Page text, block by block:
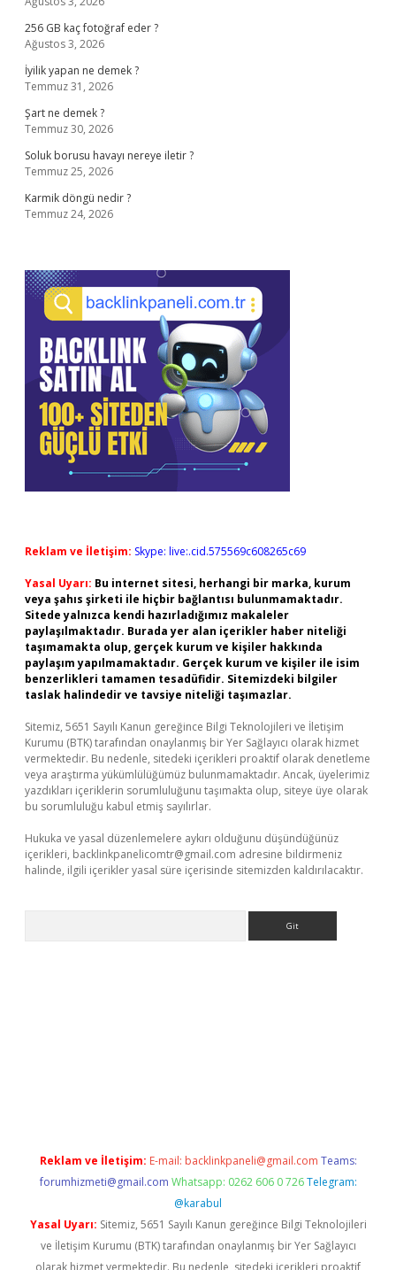
256 GB kaç fotoğraf eder ?
Ağustos 3, 2026
İyilik yapan ne demek ?
Temmuz 31, 2026
Şart ne demek ?
Temmuz 30, 2026
Soluk borusu havayı nereye iletir ?
Temmuz 25, 2026
Karmik döngü nedir ?
Temmuz 24, 2026
Reklam ve İletişim: Skype: live:.cid.575569c608265c69
Yasal Uyarı: Bu internet sitesi, herhangi bir marka, kurum
veya şahıs şirketi ile hiçbir bağlantısı bulunmamaktadır.
Sitede yalnızca kendi hazırladığımız makaleler
paylaşılmaktadır. Burada yer alan içerikler haber niteliği
taşımamakta olup, gerçek kurum ve kişiler hakkında
paylaşım yapılmamaktadır. Gerçek kurum ve kişiler ile isim
benzerlikleri tamamen tesadüfidir. Sitemizdeki bilgiler
taslak halindedir ve tavsiye niteliği taşımazlar.
Sitemiz, 5651 Sayılı Kanun gereğince Bilgi Teknolojileri ve İletişim
Kurumu (BTK) tarafından onaylanmış bir Yer Sağlayıcı olarak hizmet
vermektedir. Bu nedenle, sitedeki içerikleri proaktif olarak denetleme
veya araştırma yükümlülüğümüz bulunmamaktadır. Ancak, üyelerimiz
yazdıkları içeriklerin sorumluluğunu taşımakta olup, siteye üye olarak
bu sorumluluğu kabul etmiş sayılırlar.
Hukuka ve yasal düzenlemelere aykırı olduğunu düşündüğünüz
içerikleri, backlinkpanelicomtr@gmail.com adresine bildirmeniz
halinde, ilgili içerikler yasal süre içerisinde sitemizden kaldırılacaktır.
Reklam ve İletişim: E-mail: backlinkpaneli@gmail.com Teams:
forumhizmeti@gmail.com Whatsapp: 0262 606 0 726 Telegram:
@karabul
Yasal Uyarı: Sitemiz, 5651 Sayılı Kanun gereğince Bilgi Teknolojileri
ve İletişim Kurumu (BTK) tarafından onaylanmış bir Yer Sağlayıcı
olarak hizmet vermektedir. Bu nedenle, sitedeki içerikleri proaktif